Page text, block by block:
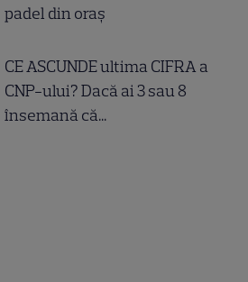
padel din oraș
CE ASCUNDE ultima CIFRA a
CNP-ului? Dacă ai 3 sau 8
însemană că...